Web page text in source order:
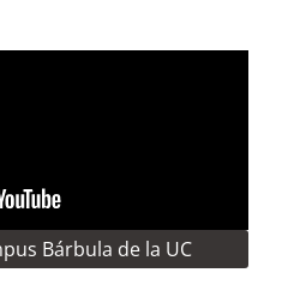
Bárbula de la UC